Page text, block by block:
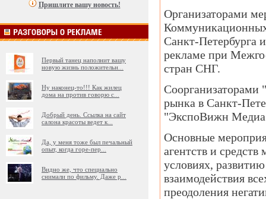
Пришлите вашу новость!
Первый танец наполнит вашу
новую жизнь положительн
Ну наконец-то!!! Как жилец
дома на против говорю с
Добрый день. Ссылка на сайт
салона красоты ведет к
Да, у меня тоже был печальный
опыт, когда горе-пер
Видно же, что специально
снимали по фильму. Даже р
Организаторами
Санкт-Петербурга
рекламе при
стран СНГ.
Соорганизаторами
рынка в Санкт-
"ЭкспоВижн
Основные
агентств и
условиях,
взаимодействия
преодоления